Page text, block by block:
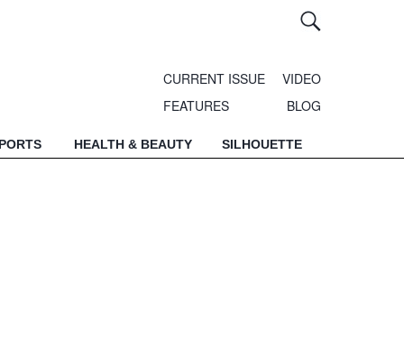
CURRENT ISSUE
VIDEO
FEATURES
BLOG
HEALTH & BEAUTY SILHOUETTE